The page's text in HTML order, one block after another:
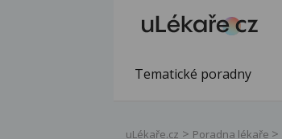
Tematické poradny
uLékaře.cz Poradna lékaře